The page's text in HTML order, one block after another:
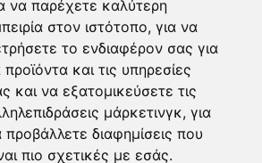
να παρέχετε καλύτερη
στον ιστότοπο, για να
το ενδιαφέρον σας για
προϊόντα και τις υπηρεσίες
και να εξατομικεύσετε τις
μάρκετινγκ, για
προβάλλετε διαφημίσεις που
πιο σχετικές με εσάς.